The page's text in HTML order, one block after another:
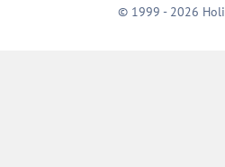
© 1999 - 2026